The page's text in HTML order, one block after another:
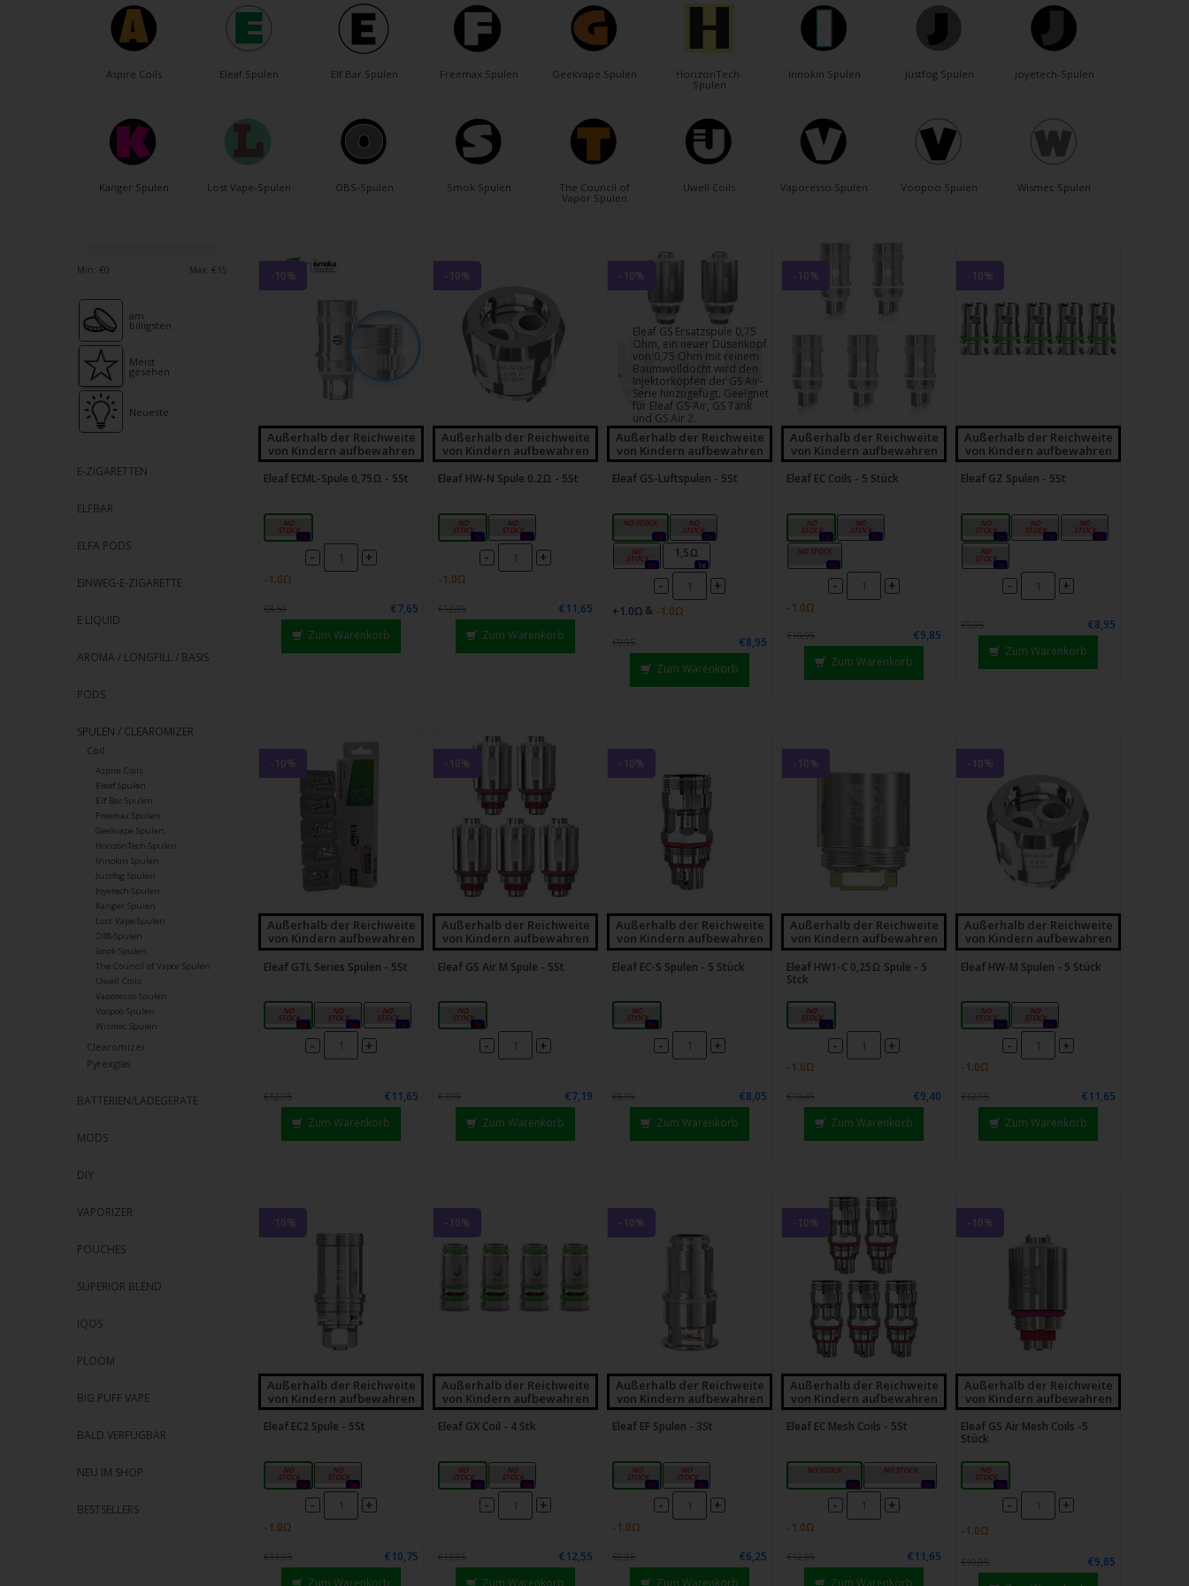
Ergebnis
auszuwählen.
Drücke
um
zum
Touchgeräten
und
verwenden.
Aspire Coils Eleaf Spulen Elf Bar Spulen Freemax Spulen Geekvape Spulen
HorizonTech-
Spulen
Innokin Spulen Justfog Spulen Joyetech-Spulen
Kanger Spulen Lost Vape-Spulen OBS-Spulen Smok Spulen
The Council of
Vapor Spulen
Uwell Coils Vaporesso Spulen Voopoo Spulen Wismec Spulen
Min: €0 Max: € 15
am
billigsten
Meist
gesehen
Neueste
E-ZIGARETTEN
ELFBAR
ELFA PODS
EINWEG-E-ZIGARETTE
E LIQUID
AROMA / LONGFILL / BASIS
PODS
SPULEN / CLEAROMIZER
Coil
Aspire Coils
Eleaf Spulen
Elf Bar Spulen
Freemax Spulen
Geekvape Spulen
HorizonTech-Spulen
Innokin Spulen
Justfog Spulen
Joyetech-Spulen
Kanger Spulen
Lost Vape-Spulen
OBS-Spulen
Smok Spulen
The Council of Vapor Spulen
Uwell Coils
Vaporesso Spulen
Voopoo Spulen
Wismec Spulen
Clearomizer
Pyrexglas
BATTERIEN/LADEGERÄTE
MODS
DIY
VAPORIZER
POUCHES
SUPERIOR BLEND
IQOS
PLOOM
BIG PUFF VAPE
BALD VERFÜGBAR
NEU IM SHOP
BESTSELLERS
-10%
Außerhalb der Reichweite
von Kindern aufbewahren
Eleaf ECML-Spule 0,75Ω - 5St
0,75 Ω
0x
- +
€8,50
€7,65
Zum Warenkorb
-10%
Außerhalb der Reichweite
von Kindern aufbewahren
Eleaf HW-N Spule 0.2Ω - 5St
0,2 Ω
0x
0,25 Ω
0x
- +
€12,95
€11,65
Zum Warenkorb
-10%
Eleaf GS Ersatzspule 0,75
Ohm, ein neuer Düsenkopf
von 0,75 Ohm mit reinem
Baumwolldocht wird den
Injektorköpfen der GS Air-
Serie hinzugefügt. Geeignet
für Eleaf GS-Air, GS Tank
und GS Air 2.
Außerhalb der Reichweite
von Kindern aufbewahren
Eleaf GS-Luftspulen - 5St
Ni-0,15 Ω
0x
0,75 Ω
0x
1,2Ω
0x
1,5Ω
1x
- +
&
€9,95
€8,95
Zum Warenkorb
-10%
Außerhalb der Reichweite
von Kindern aufbewahren
Eleaf EC Coils - 5 Stück
0,3Ω
0x
0,5Ω
0x
Ni-0,15 Ω
0x
- +
€10,95
€9,85
Zum Warenkorb
-10%
Außerhalb der Reichweite
von Kindern aufbewahren
Eleaf GZ Spulen - 5St
0,2 Ω
0x
0,4 Ω
0x
0,8 Ω
0x
1,2 Ω
0x
- +
€9,95
€8,95
Zum Warenkorb
-10%
Außerhalb der Reichweite
von Kindern aufbewahren
Eleaf GTL Series Spulen - 5St
0,4 Ω
0x
0,8 Ω
0x
1,2 Ω
0x
- +
€12,95
€11,65
Zum Warenkorb
-10%
Außerhalb der Reichweite
von Kindern aufbewahren
Eleaf GS Air M Spule - 5St
0,6Ω
0x
- +
€7,99
€7,19
Zum Warenkorb
-10%
Außerhalb der Reichweite
von Kindern aufbewahren
Eleaf EC-S Spulen - 5 Stück
0,6Ω
0x
- +
€8,95
€8,05
Zum Warenkorb
-10%
Außerhalb der Reichweite
von Kindern aufbewahren
Eleaf HW1-C 0,25Ω Spule - 5
Stck
0,25 Ω
0x
- +
€10,45
€9,40
Zum Warenkorb
-10%
Außerhalb der Reichweite
von Kindern aufbewahren
Eleaf HW-M Spulen - 5 Stück
0,15Ω
0x
0,2Ω
0x
- +
€12,95
€11,65
Zum Warenkorb
-10%
Außerhalb der Reichweite
von Kindern aufbewahren
Eleaf EC2 Spule - 5St
0,3Ω
0x
0,5Ω
0x
- +
€11,95
€10,75
Zum Warenkorb
-10%
Außerhalb der Reichweite
von Kindern aufbewahren
Eleaf GX Coil - 4 Stk
0,2 Ω
0x
0,5 Ω
0x
- +
€13,95
€12,55
Zum Warenkorb
-10%
Außerhalb der Reichweite
von Kindern aufbewahren
Eleaf EF Spulen - 3St
0,3 Ω
0x
0,6 Ω M.
0x
- +
€6,95
€6,25
Zum Warenkorb
-10%
Außerhalb der Reichweite
von Kindern aufbewahren
Eleaf EC Mesh Coils - 5St
EC-M - 0,15 Ω
0x
EC-N - 0,15 Ω
0x
- +
€12,95
€11,65
Zum Warenkorb
-10%
Außerhalb der Reichweite
von Kindern aufbewahren
Eleaf GS Air Mesh Coils -5
Stück
0,35Ω
0x
- +
€10,95
€9,85